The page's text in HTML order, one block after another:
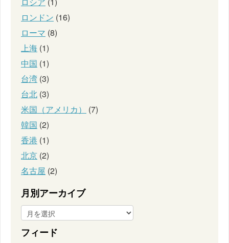
ロンドン (16)
ローマ (8)
上海 (1)
中国 (1)
台湾 (3)
台北 (3)
米国（アメリカ）
(7)
韓国 (2)
香港 (1)
北京 (2)
名古屋 (2)
月別アーカイブ
フィード